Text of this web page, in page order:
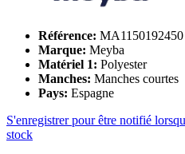
Référence: MA1150192450
Marque: Meyba
Matériel 1: Polyester
Manches: Manches courtes
Pays: Espagne
S'enregistrer pour être notifié
stock